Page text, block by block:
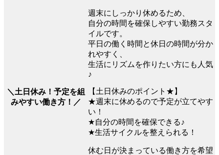
＼土日休み！予定を組
みやすい働き方！／
週末にしっかり休めるため、
自分の時間を確保しやすい勤務スタ
イルです。
平日の働く時間と休日の時間が分か
れやすく、
生活にリズムを作りたい方にも人気
♪
【土日休みのポイント★】
★週末に休めるので予定が立てやす
い！
★自分の時間を確保できる♪
★生活サイクルを整えられる！
休む日が決まっている働き方を希望